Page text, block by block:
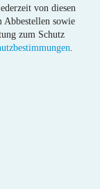
von diesen
Abbestellen sowie
zum Schutz
.